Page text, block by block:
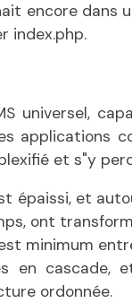
encore dans
index.php.
universel,
applications
et s"y
épaissi, et
ont
minimum
en cascade,
ordonnée.